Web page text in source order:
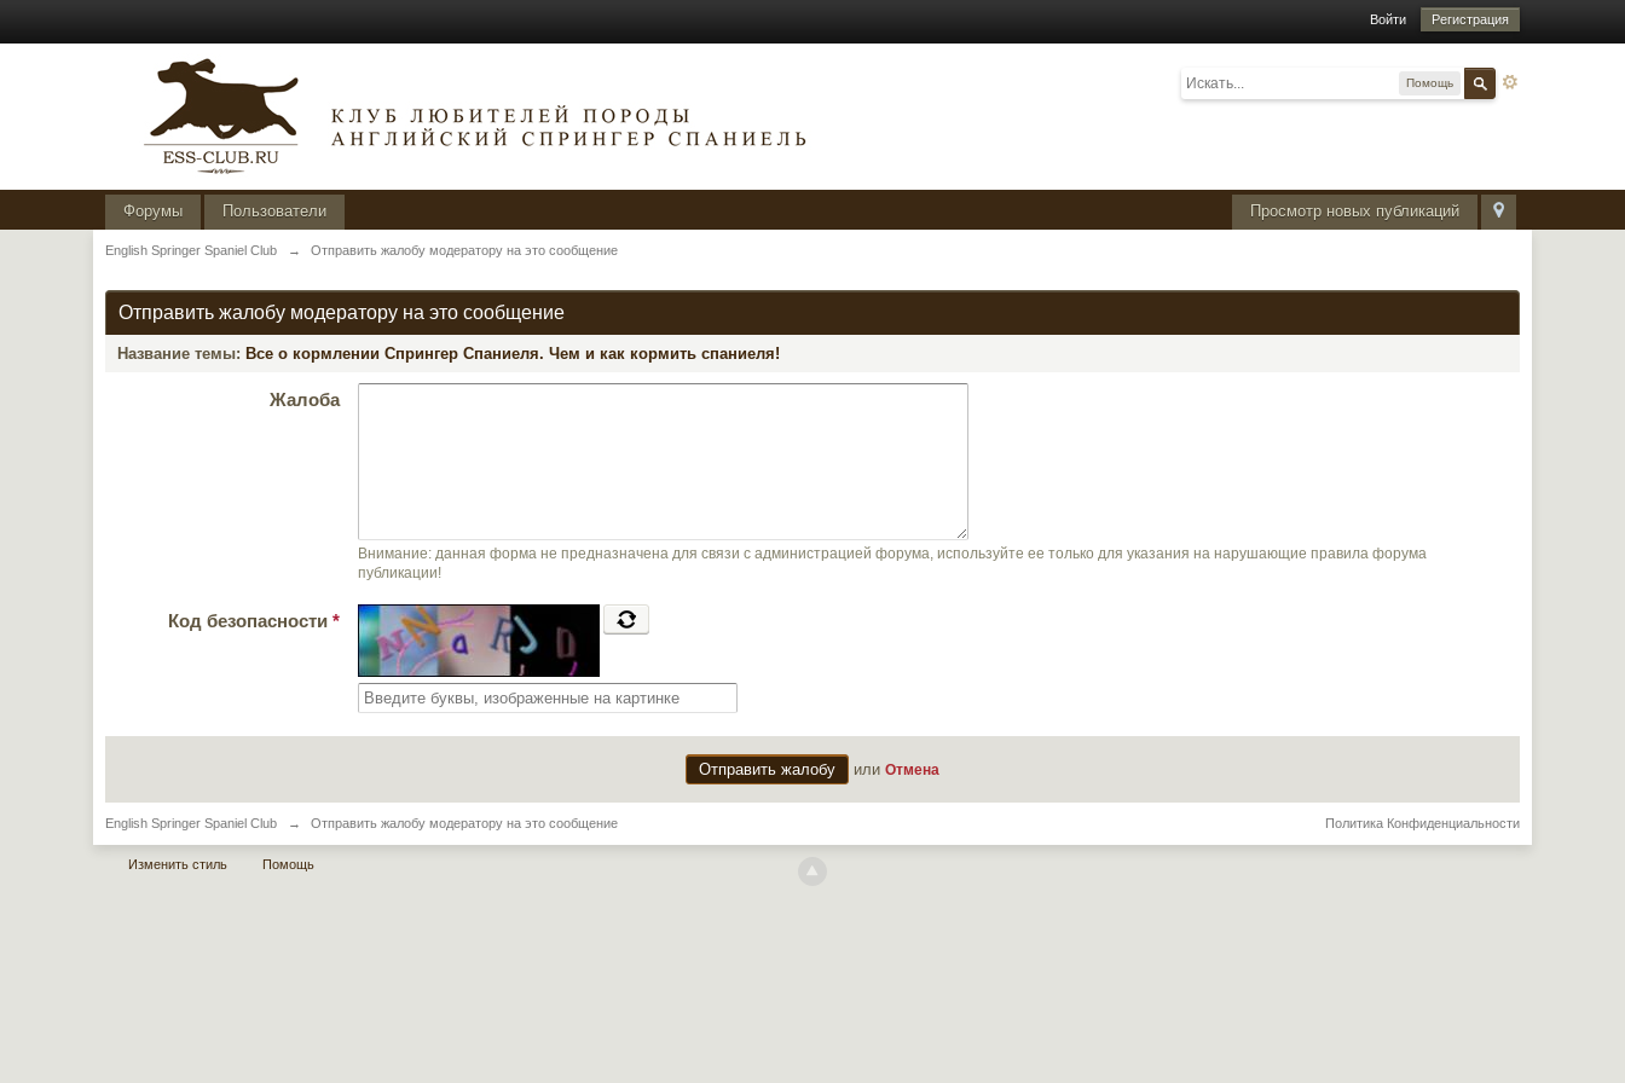
Войти Регистрация
Помощь
Просмотр новых публикаций
Форумы Пользователи
English Springer Spaniel Club → Отправить жалобу модератору на это сообщение
Отправить жалобу модератору на это сообщение
Название темы: Все о кормлении Спрингер Спаниеля. Чем и как кормить спаниеля!
Жалоба
Внимание: данная форма не предназначена для связи с администрацией форума, используйте ее только для указания на нарушающие правила форума
публикации!
Код безопасности*
или Отмена
English Springer Spaniel Club → Отправить жалобу модератору на это сообщение Политика Конфиденциальности
Изменить стиль Помощь